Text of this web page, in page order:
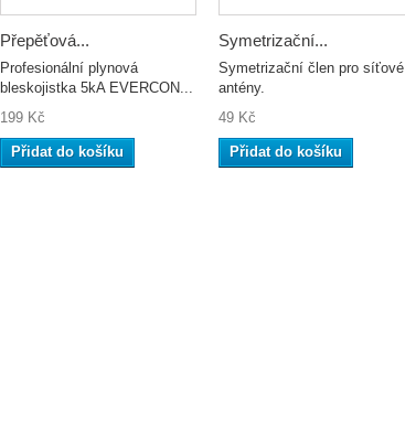
Přepěťová...
Profesionální plynová
bleskojistka 5kA EVERCON...
199 Kč
Přidat do košíku
Symetrizační...
Symetrizační člen pro síťové
antény.
49 Kč
Přidat do košíku